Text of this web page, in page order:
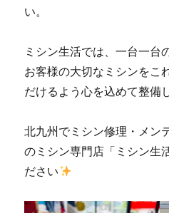
い。
ミシン生活では、一台一台
お客様の大切なミシンをこ
だけるよう心を込めて整備
北九州でミシン修理・メン
のミシン専門店「ミシン生
ださい